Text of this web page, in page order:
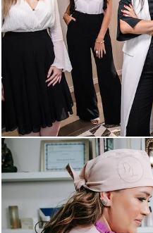
897